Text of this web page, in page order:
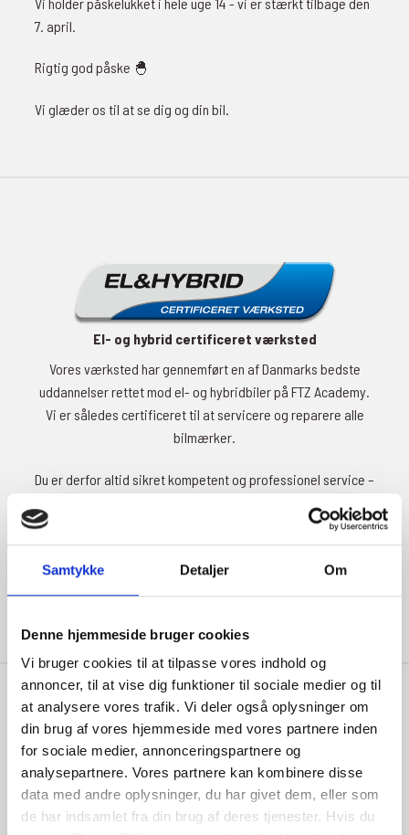
Samtykke Detaljer Om
Denne hjemmeside bruger cookies
Vi bruger cookies til at tilpasse vores indhold og
annoncer, til at vise dig funktioner til sociale medier og til
at analysere vores trafik. Vi deler også oplysninger om
din brug af vores hjemmeside med vores partnere inden
for sociale medier, annonceringspartnere og
analysepartnere. Vores partnere kan kombinere disse
data med andre oplysninger, du har givet dem, eller som
de har indsamlet fra din brug af deres tjenester. Hvis du
7. april.
Rigtig god påske 🐣
Vi glæder os til at se dig og din bil.
El- og hybrid certificeret værksted
Vores værksted har gennemført en af Danmarks bedste
uddannelser rettet mod el- og hybridbiler på FTZ Academy.
Vi er således certificeret til at servicere og reparere alle
bilmærker.
Du er derfor altid sikret kompetent og professionel service –
Kontakt
Nygade 2
8740 Brædstrup